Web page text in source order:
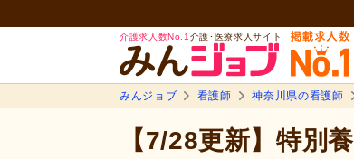
介護求人数No.1 介護･医療求人サイト
みんジョブ 看護師 神奈川県の看護師
【7/28更新】特別